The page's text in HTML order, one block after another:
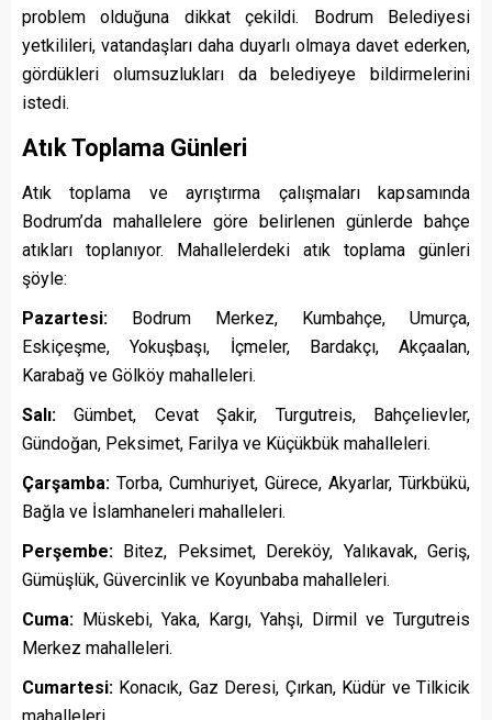
problem olduğuna dikkat çekildi. Bodrum Belediyesi
yetkilileri, vatandaşları daha duyarlı olmaya davet ederken,
gördükleri olumsuzlukları da belediyeye bildirmelerini
istedi.
Atık Toplama Günleri
Atık toplama ve ayrıştırma çalışmaları kapsamında
Bodrum’da mahallelere göre belirlenen günlerde bahçe
atıkları toplanıyor. Mahallelerdeki atık toplama günleri
şöyle:
Pazartesi: Bodrum Merkez, Kumbahçe, Umurça,
Eskiçeşme, Yokuşbaşı, İçmeler, Bardakçı, Akçaalan,
Karabağ ve Gölköy mahalleleri.
Salı: Gümbet, Cevat Şakir, Turgutreis, Bahçelievler,
Gündoğan, Peksimet, Farilya ve Küçükbük mahalleleri.
Çarşamba: Torba, Cumhuriyet, Gürece, Akyarlar, Türkbükü,
Bağla ve İslamhaneleri mahalleleri.
Perşembe: Bitez, Peksimet, Dereköy, Yalıkavak, Geriş,
Gümüşlük, Güvercinlik ve Koyunbaba mahalleleri.
Cuma: Müskebi, Yaka, Kargı, Yahşi, Dirmil ve Turgutreis
Merkez mahalleleri.
Cumartesi: Konacık, Gaz Deresi, Çırkan, Küdür ve Tilkicik
mahalleleri.